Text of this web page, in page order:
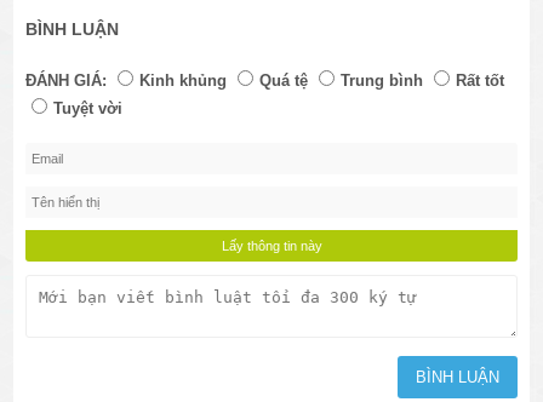
BÌNH LUẬN
ĐÁNH GIÁ: Kinh khủng Quá tệ Trung bình
Rất tốt
Tuyệt vời